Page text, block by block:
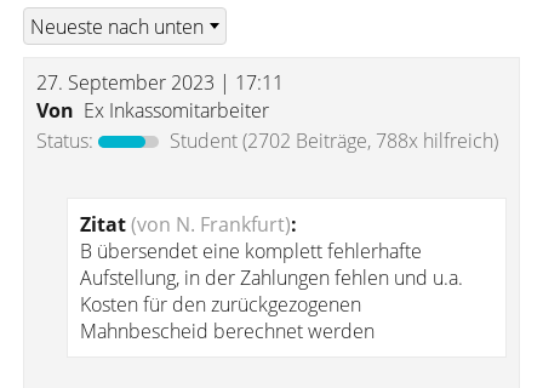
27. September 2023 | 17:11
Von Ex Inkassomitarbeiter
Status:
Student(2702 Beiträge, 788x hilfreich)
Zitat(von N. Frankfurt):
B übersendet eine komplett fehlerhafte
Aufstellung, in der Zahlungen fehlen und u.a.
Kosten für den zurückgezogenen
Mahnbescheid berechnet werden